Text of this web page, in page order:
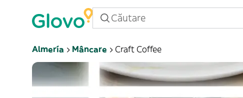
Almería Mâncare Craft Coffee